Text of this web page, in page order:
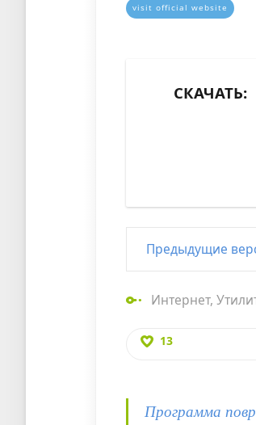
visit official website
СКАЧАТЬ:
Предыдущие
Интернет,
13
Программа